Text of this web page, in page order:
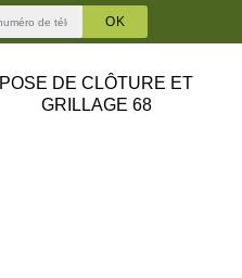
POSE DE CLÔTURE ET
GRILLAGE 68